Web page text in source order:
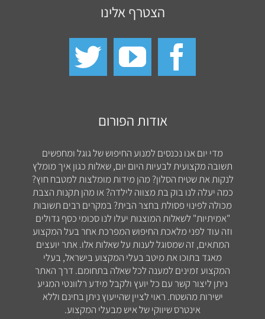
הצטרף אלינו
אודות הפורום
מדי יום אנו נכנסים למנוע החיפוש של גוגל ומחפשים
תשובה מקצועית לבעיות היום יום, שאלות כגון איך מומלץ
לנקות את שטיח הסלון? מהן מידות מומלצות למטבח חוץ?
כמה יעלה לנו בוק בת מצווה לילדה? או מהן תקנות הצבת
מכולה לפינוי פסולת בחצר הבית? במקרים רבים תשובות
"אמיתיות" לשאלות המוצגות יעלו לנו סכומי כסף גדולים
וזה עוד לפני מלאכת החיפוש המפרכת אחר בעל המקצוע
המתאים, זה שמסוגל לענות על שאלות אלו. אתר יועצים
מאגד בתוכו את מיטב בעלי המקצוע בישראל, בעלי
המקצוע זמינים למענה לכל שאלה בתחומם. דרך האתר
ניתן ליצור קשר עם כל יועץ ולקבל מידע רלוונטי המגיע
ישירות מהשטח. ראוי לציין שהייעוץ ניתן בחינם וללא
אינטרס שיווקי של איש מבעלי המקצוע.